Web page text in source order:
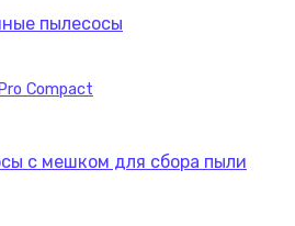
пылесосы
Compact
с мешком для сбора пыли